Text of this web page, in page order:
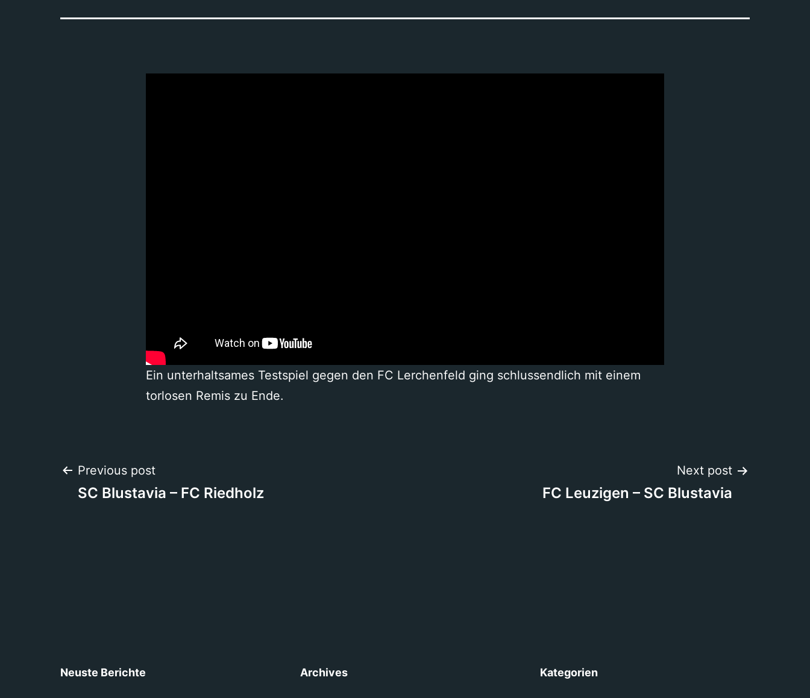
Ein unterhaltsames Testspiel gegen den FC Lerchenfeld ging schlussendlich mit einem
torlosen Remis zu Ende.
Beitragsnavigation
Previous post
SC Blustavia – FC Riedholz
Next post
FC Leuzigen – SC Blustavia
Neuste Berichte Archives Kategorien